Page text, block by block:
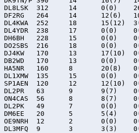
DL8LSK	312	14	0(0)	26(12)	0(0)	0(0)
DF2RG	264	14	12(6)	10(6)	0(0)	0(0)
DL4KWA	252	18	15(12)	3(2)	0(0)	0(0)
DL4YDR	238	17	0(0)	0(0)	17(14)	0(0)
DH6BH	228	15	0(0)	0(0)	19(12)	0(0)
DO2SBS	216	18	0(0)	0(0)	18(12)	0(0)
DJ4KW	170	13	17(10)	0(0)	0(0)	0(0)
DB2WD	170	13	0(0)	0(0)	17(10)	0(0)
HA5NR	160	8	20(8)	0(0)	0(0)	0(0)
DL1XMW	135	15	0(0)	0(0)	0(0)	15(9)
SP1AEN	120	12	12(10)	0(0)	0(0)	0(0)
DL2PR	63	9	9(7)	0(0)	0(0)	0(0)
ON4CAS	56	8	8(7)	0(0)	0(0)	0(0)
DL2PK	49	7	0(0)	0(0)	4(4)	3(3)
DM6EE	20	5	5(4)	0(0)	0(0)	0(0)
OE9NRH	12	2	0(0)	0(0)	6(2)	0(0)
DL3MFQ	9	3	3(3)	0(0)	0(0)	0(0)